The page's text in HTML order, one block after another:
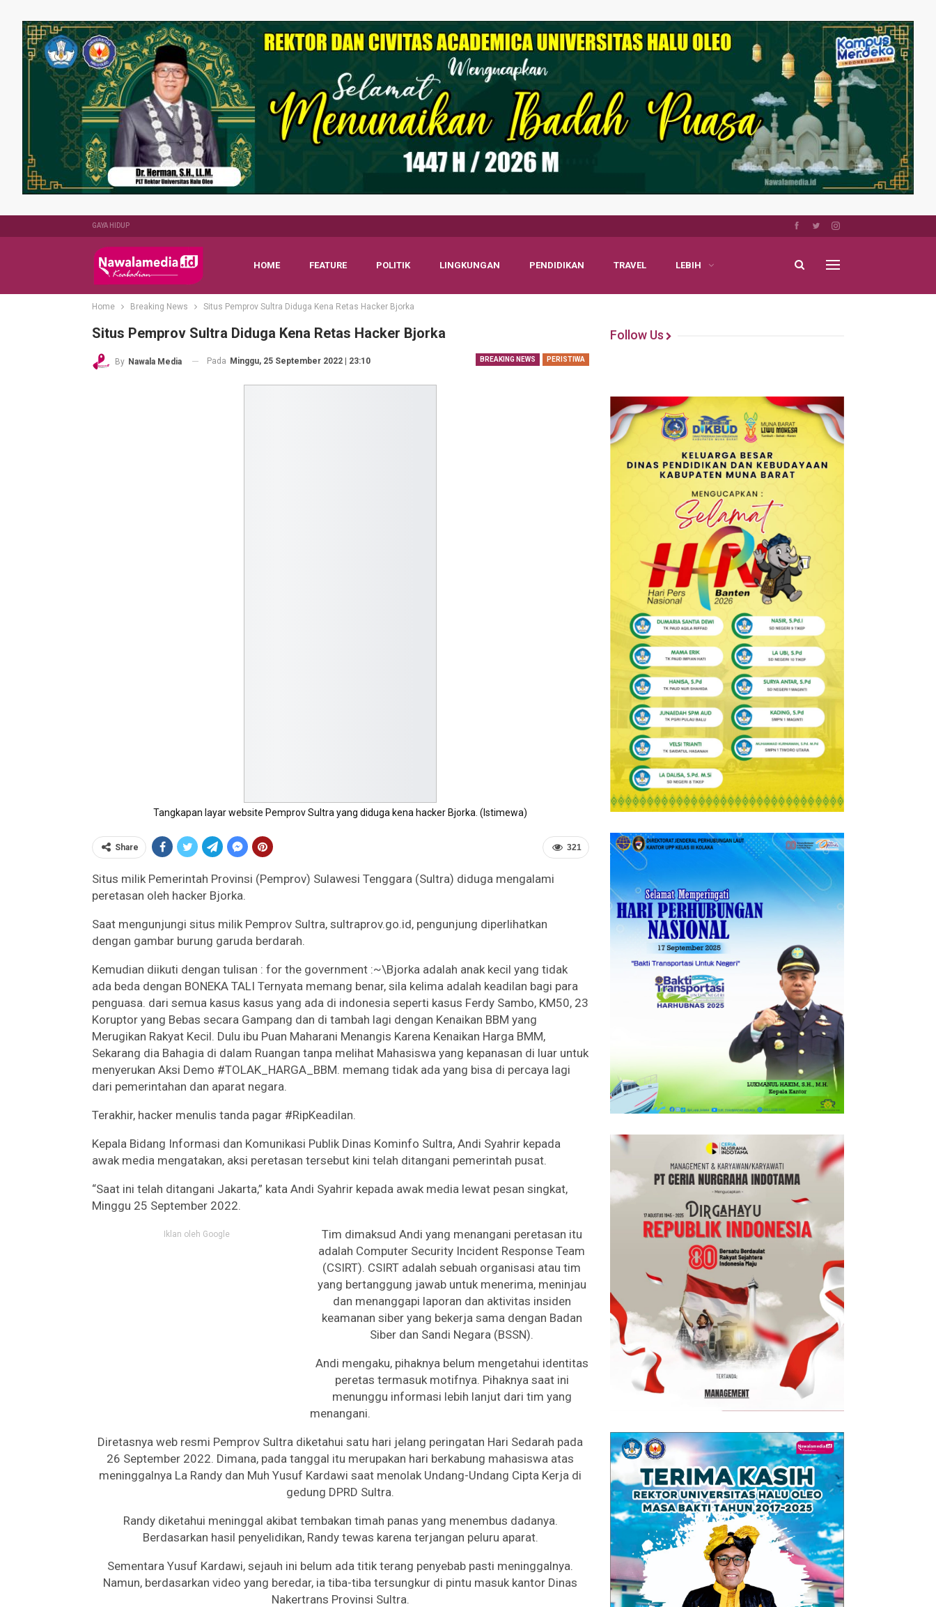
GAYA HIDUP
HOME FEATURE POLITIK LINGKUNGAN PENDIDIKAN TRAVEL LEBIH
Home Breaking News Situs Pemprov Sultra Diduga Kena Retas Hacker Bjorka
Situs Pemprov Sultra Diduga Kena Retas Hacker Bjorka
BREAKING NEWS PERISTIWA
By Nawala Media Pada Minggu, 25 September 2022 | 23:10
Tangkapan layar website Pemprov Sultra yang diduga kena hacker Bjorka. (Istimewa)
321
Share
Situs milik Pemerintah Provinsi (Pemprov) Sulawesi Tenggara (Sultra) diduga mengalami
peretasan oleh hacker Bjorka.
Saat mengunjungi situs milik Pemprov Sultra, sultraprov.go.id, pengunjung diperlihatkan
dengan gambar burung garuda berdarah.
Kemudian diikuti dengan tulisan : for the government :~\Bjorka adalah anak kecil yang tidak
ada beda dengan BONEKA TALI Ternyata memang benar, sila kelima adalah keadilan bagi para
penguasa. dari semua kasus kasus yang ada di indonesia seperti kasus Ferdy Sambo, KM50, 23
Koruptor yang Bebas secara Gampang dan di tambah lagi dengan Kenaikan BBM yang
Merugikan Rakyat Kecil. Dulu ibu Puan Maharani Menangis Karena Kenaikan Harga BMM,
Sekarang dia Bahagia di dalam Ruangan tanpa melihat Mahasiswa yang kepanasan di luar untuk
menyerukan Aksi Demo #TOLAK_HARGA_BBM. memang tidak ada yang bisa di percaya lagi
dari pemerintahan dan aparat negara.
Terakhir, hacker menulis tanda pagar #RipKeadilan.
Kepala Bidang Informasi dan Komunikasi Publik Dinas Kominfo Sultra, Andi Syahrir kepada
awak media mengatakan, aksi peretasan tersebut kini telah ditangani pemerintah pusat.
“Saat ini telah ditangani Jakarta,” kata Andi Syahrir kepada awak media lewat pesan singkat,
Minggu 25 September 2022.
Iklan oleh Google
Tim dimaksud Andi yang menangani peretasan itu
adalah Computer Security Incident Response Team
(CSIRT). CSIRT adalah sebuah organisasi atau tim
yang bertanggung jawab untuk menerima, meninjau
dan menanggapi laporan dan aktivitas insiden
keamanan siber yang bekerja sama dengan Badan
Siber dan Sandi Negara (BSSN).
Andi mengaku, pihaknya belum mengetahui identitas
peretas termasuk motifnya. Pihaknya saat ini
menunggu informasi lebih lanjut dari tim yang
menangani.
Diretasnya web resmi Pemprov Sultra diketahui satu hari jelang peringatan Hari Sedarah pada
26 September 2022. Dimana, pada tanggal itu merupakan hari berkabung mahasiswa atas
meninggalnya La Randy dan Muh Yusuf Kardawi saat menolak Undang-Undang Cipta Kerja di
gedung DPRD Sultra.
Randy diketahui meninggal akibat tembakan timah panas yang menembus dadanya.
Berdasarkan hasil penyelidikan, Randy tewas karena terjangan peluru aparat.
Sementara Yusuf Kardawi, sejauh ini belum ada titik terang penyebab pasti meninggalnya.
Namun, berdasarkan video yang beredar, ia tiba-tiba tersungkur di pintu masuk kantor Dinas
Nakertrans Provinsi Sultra.
Follow Us